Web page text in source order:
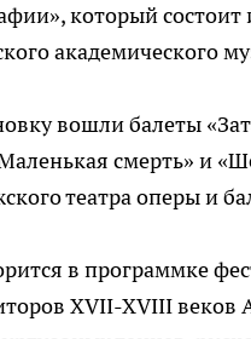
который
академического
вошли балеты
смерть» и
театра оперы и
в программке
XVII-XVIII веков